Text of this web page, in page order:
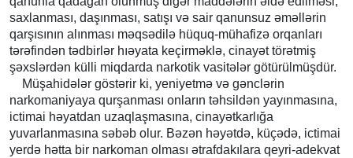
saxlanması, daşınması, satışı və sair qanunsuz əməllərin
qarşısının alınması məqsədilə hüquq-mühafizə orqanları
tərəfindən tədbirlər hıəyata keçirməklə, cinayət törətmiş
şəxslərdən külli miqdarda narkotik vasitələr götürülmüşdür.
Müşahidələr göstərir ki, yeniyetmə və gənclərin
narkomaniyaya qurşanması onların təhsildən yayınmasına,
ictimai həyatdan uzaqlaşmasına, cinayətkarlığa
yuvarlanmasına səbəb olur. Bəzən həyətdə, küçədə, ictimai
yerdə hətta bir narkoman olması ətrafdakılara qeyri-adekvat